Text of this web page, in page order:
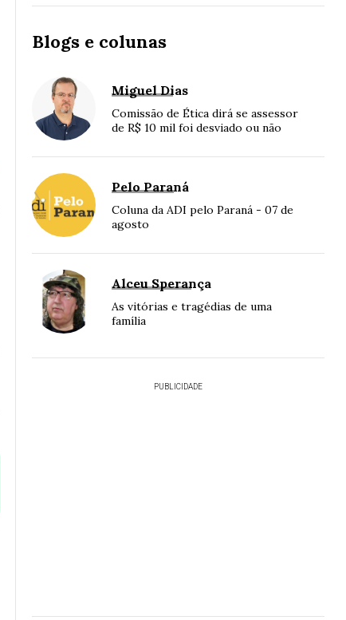
Blogs e colunas
Miguel Dias
Comissão de Ética dirá se assessor
de R$ 10 mil foi desviado ou não
Pelo Paraná
Coluna da ADI pelo Paraná - 07 de
agosto
Alceu Sperança
As vitórias e tragédias de uma
família
PUBLICIDADE